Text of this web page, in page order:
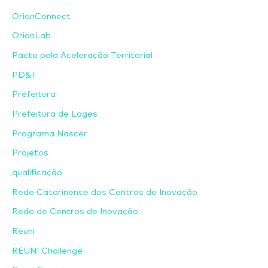
OrionConnect
OrionLab
Pacto pela Aceleração Territorial
PD&I
Prefeitura
Prefeitura de Lages
Programa Nascer
Projetos
qualificação
Rede Catarinense dos Centros de Inovação
Rede de Centros de Inovação
Reuni
REUNI Challenge